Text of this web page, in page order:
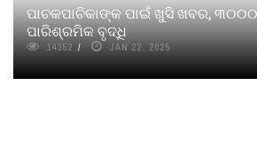
ପାଚକପାଚିକାଙ୍କ ପାଇଁ ଖୁସି ଖବର,
ପାରିଶ୍ରମିକ ବୃଦ୍ଧି
14352 JAN 22, 2025